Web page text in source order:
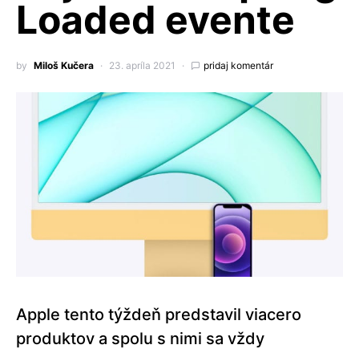
Loaded evente
by Miloš Kučera 23. apríla 2021 pridaj komentár
Apple tento týždeň predstavil viacero
produktov a spolu s nimi sa vždy